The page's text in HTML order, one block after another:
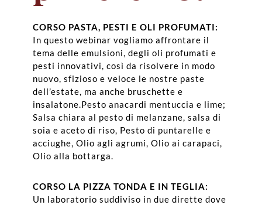
CORSO PASTA, PESTI E OLI PROFUMATI:
In questo webinar vogliamo affrontare il
tema delle emulsioni, degli oli profumati e
pesti innovativi, così da risolvere in modo
nuovo, sfizioso e veloce le nostre paste
dell’estate, ma anche bruschette e
insalatone.Pesto anacardi mentuccia e lime;
Salsa chiara al pesto di melanzane, salsa di
soia e aceto di riso, Pesto di puntarelle e
acciughe, Olio agli agrumi, Olio ai carapaci,
Olio alla bottarga.
CORSO LA PIZZA TONDA E IN TEGLIA:
Un laboratorio suddiviso in due dirette dove